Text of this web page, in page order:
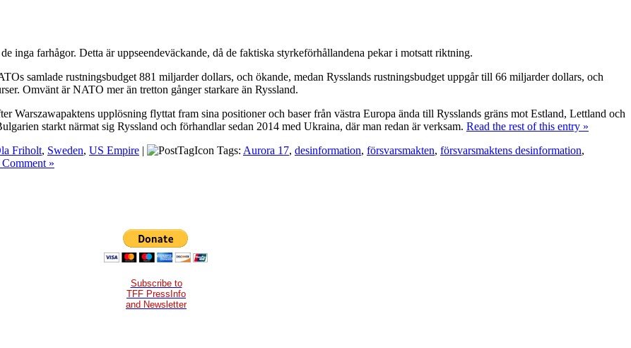
inga farhågor. Detta är uppseendeväckande, då de faktiska styrkeförhållandena pekar i motsatt riktning.
samlade rustningsbudget 881 miljarder dollars, och ökande, medan Rysslands rustningsbudget uppgår till 66 miljarder dollars, och
Omvänt är NATO mer än tretton gånger starkare än Ryssland.
Warszawapaktens upplösning flyttat fram sina positioner och baser från västra Europa ända till Rysslands gräns mot Estland, Lettland och
starkt närmat sig Ryssland och förhandlar sedan 2014 med Ukraina, där man redan är verksam. Read the rest of this entry »
Friholt, Sweden, US Empire | Tags: Aurora 17, desinformation, försvarsmakten, försvarsmaktens desinformation,
Comment »
Subscribe to
TFF PressInfo
and Newsletter